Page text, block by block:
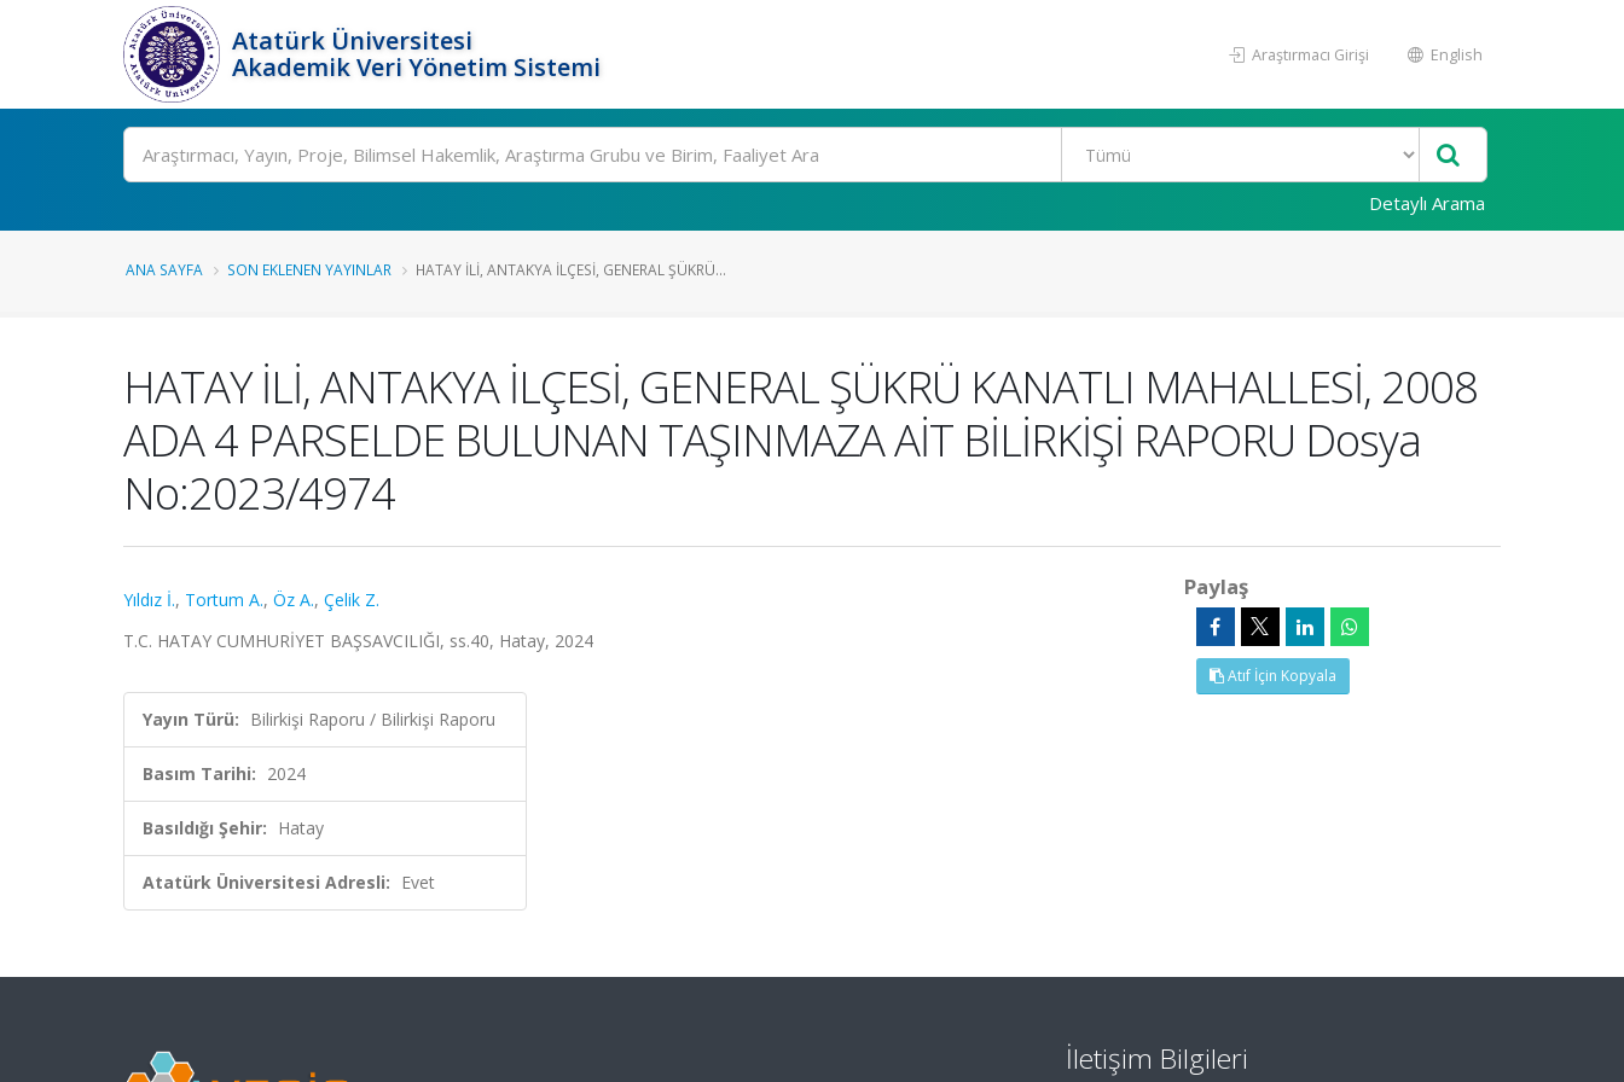
Atatürk Üniversitesi
Akademik Veri Yönetim Sistemi
Araştırmacı Girişi English
Ara
Detaylı Arama
ANA SAYFA SON EKLENEN YAYINLAR HATAY İLİ, ANTAKYA İLÇESİ, GENERAL ŞÜKRÜ...
HATAY İLİ, ANTAKYA İLÇESİ, GENERAL ŞÜKRÜ KANATLI MAHALLESİ, 2008
ADA 4 PARSELDE BULUNAN TAŞINMAZA AİT BİLİRKİŞİ RAPORU Dosya
No:2023/4974
Yıldız İ., Tortum A., Öz A., Çelik Z.
T.C. HATAY CUMHURİYET BAŞSAVCILIĞI, ss.40, Hatay, 2024
Yayın Türü: Bilirkişi Raporu / Bilirkişi Raporu
Basım Tarihi: 2024
Basıldığı Şehir: Hatay
Atatürk Üniversitesi Adresli: Evet
Paylaş
Atıf İçin Kopyala
İletişim Bilgileri